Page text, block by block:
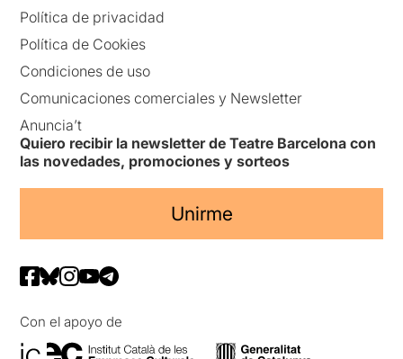
Política de privacidad
Política de Cookies
Condiciones de uso
Comunicaciones comerciales y Newsletter
Anuncia’t
Quiero recibir la newsletter de Teatre Barcelona con
las novedades, promociones y sorteos
Unirme
Con el apoyo de